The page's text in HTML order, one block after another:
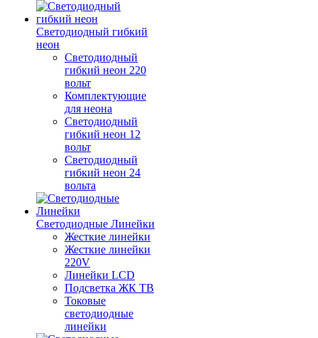
Светодиодный гибкий
неон
Светодиодный
гибкий неон 220
вольт
Комплектующие
для неона
Светодиодный
гибкий неон 12
вольт
Светодиодный
гибкий неон 24
вольта
Светодиодные Линейки
Жесткие линейки
Жесткие линейки
220V
Линейки LCD
Подсветка ЖК ТВ
Токовые
светодиодные
линейки